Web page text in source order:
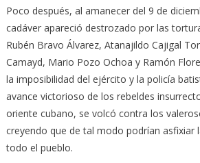
Poco después, al amanecer del 9 de
cadáver apareció destrozado por las
Rubén Bravo Álvarez, Atanajildo Cajigal
Camayd, Mario Pozo Ochoa y Ramón
la imposibilidad del ejército y la policía
avance victorioso de los rebeldes
oriente cubano, se volcó contra los
creyendo que de tal modo podrían asfixiar
todo el pueblo.